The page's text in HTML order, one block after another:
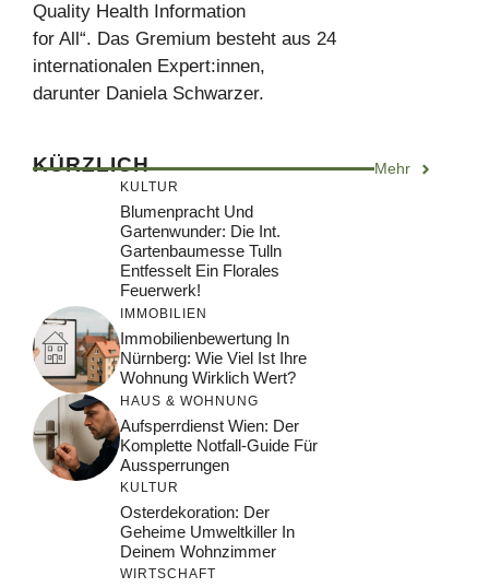
Quality Health Information
for All“. Das Gremium besteht aus 24
internationalen Expert:innen,
darunter Daniela Schwarzer.
KÜRZLICH Mehr
KULTUR
Blumenpracht Und
Gartenwunder: Die Int.
Gartenbaumesse Tulln
Entfesselt Ein Florales
Feuerwerk!
IMMOBILIEN
Immobilienbewertung In
Nürnberg: Wie Viel Ist Ihre
Wohnung Wirklich Wert?
HAUS & WOHNUNG
Aufsperrdienst Wien: Der
Komplette Notfall-Guide Für
Aussperrungen
KULTUR
Osterdekoration: Der
Geheime Umweltkiller In
Deinem Wohnzimmer
WIRTSCHAFT